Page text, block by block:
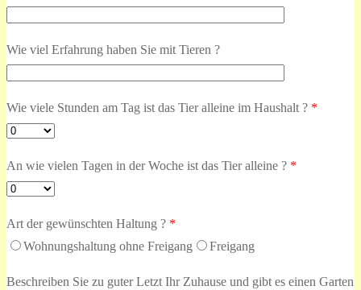
Wie viel Erfahrung haben Sie mit Tieren ?
Wie viele Stunden am Tag ist das Tier alleine im Haushalt ? *
An wie vielen Tagen in der Woche ist das Tier alleine ? *
Art der gewünschten Haltung ? *
Wohnungshaltung ohne Freigang
Freigang
Beschreiben Sie zu guter Letzt Ihr Zuhause und gibt es einen Garten